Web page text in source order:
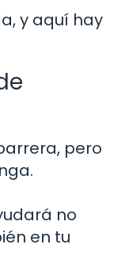
y aquí hay
pero
no
en tu